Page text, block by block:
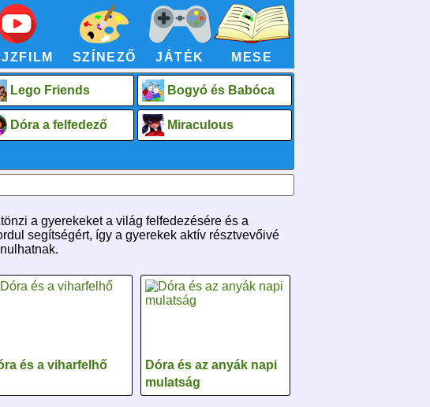
SZÍNEZŐ JÁTÉK MESE
Lego Friends Bogyó és Babóca
Dóra a felfedező Miraculous
a gyerekeket a világ felfedezésére és a
segítségért, így a gyerekek aktív résztvevőivé
és a viharfelhő
Dóra és az anyák napi
mulatság